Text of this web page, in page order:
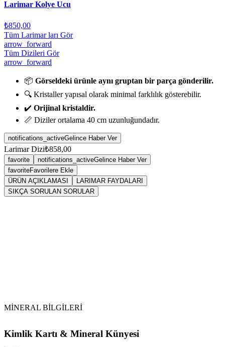
Larimar Kolye Ucu
₺850,00
Tüm Larimar ları Gör
arrow_forward
Tüm Dizileri Gör
arrow_forward
📦 Görseldeki ürünle aynı gruptan bir parça gönderilir.
🔍 Kristaller yapısal olarak minimal farklılık gösterebilir.
✔️ Orijinal kristaldir.
📏 Diziler ortalama 40 cm uzunluğundadır.
notifications_activeGelince Haber Ver
Larimar Dizi₺858,00
favorite notifications_activeGelince Haber Ver
favoriteFavorilere Ekle
ÜRÜN AÇIKLAMASI
LARIMAR FAYDALARI
SIKÇA SORULAN SORULAR
MİNERAL BİLGİLERİ
Kimlik Kartı & Mineral Künyesi